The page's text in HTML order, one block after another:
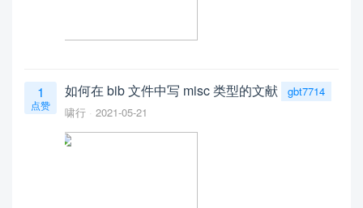
1
点赞
如何在 bib 文件中写 misc 类型的文献
gbt7714
啸行
2021-05-21